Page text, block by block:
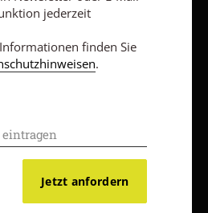
Abo online kündigen
jederzeit
finden Sie
.
Jetzt anfordern